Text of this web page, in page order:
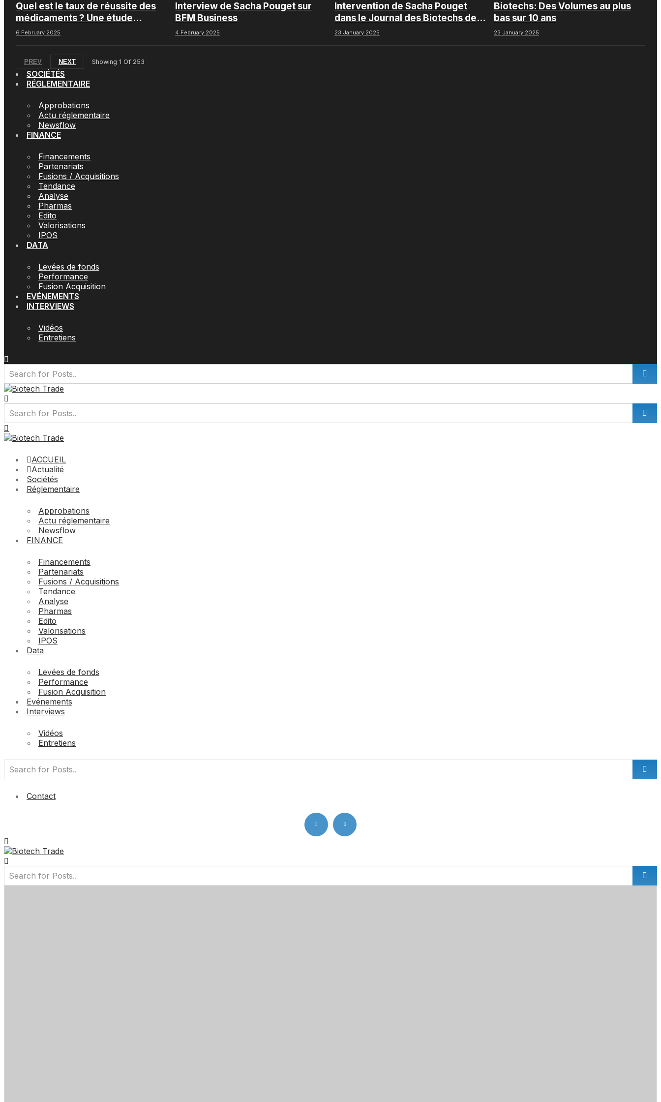
Quel est le taux de réussite des
médicaments ? Une étude
intéressante chez les Big
6 February 2025
Interview de Sacha Pouget sur
BFM Business
4 February 2025
Intervention de Sacha Pouget
dans le Journal des Biotechs de
Boursorama
23 January 2025
Biotechs: Des Volumes au plus
bas sur 10 ans
23 January 2025
PREV NEXT Showing 1 Of 253
SOCIÉTÉS
RÉGLEMENTAIRE
Approbations
Actu réglementaire
Newsflow
FINANCE
Financements
Partenariats
Fusions / Acquisitions
Tendance
Analyse
Pharmas
Edito
Valorisations
IPOS
DATA
Levées de fonds
Performance
Fusion Acquisition
EVÉNEMENTS
INTERVIEWS
Vidéos
Entretiens
ACCUEIL
Actualité
Sociétés
Réglementaire
Approbations
Actu réglementaire
Newsflow
FINANCE
Financements
Partenariats
Fusions / Acquisitions
Tendance
Analyse
Pharmas
Edito
Valorisations
IPOS
Data
Levées de fonds
Performance
Fusion Acquisition
Evénements
Interviews
Vidéos
Entretiens
Contact